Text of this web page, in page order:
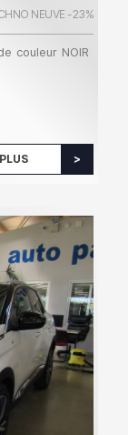
NEUVE -23%
couleur NOIR